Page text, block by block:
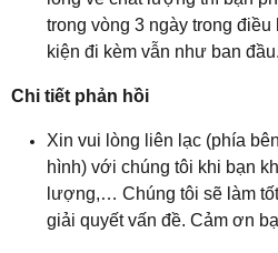
trong vòng 3 ngày trong
kiện đi kèm vẫn như ban đầu.
Chi tiết phản hồi
Xin vui lòng liên lạc (phía
hình) với chúng tôi khi bạn
lượng,… Chúng tôi sẽ làm
giải quyết vấn đề. Cảm ơn